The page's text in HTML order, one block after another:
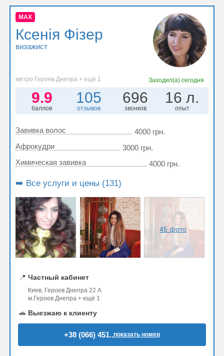
MAX
Ксенія Фізер
визажист
метро Героев Днепра + ещё 1 Заходил(а)сегодня
9.9
баллов
105
отзывов
696
звонков
16 л.
опыт
Завивка волос
4000 грн.
Афрокудри
3000 грн.
Химическая завивка
4000 грн.
➡️ Все услуги и цены (131)
45 фото
📍 Частный кабинет
Киев, Героев Днепра 22 А
м.Героев Днепра + ещё 1
🚗 Выезжаю к клиенту
+38 (066) 451..показать номер